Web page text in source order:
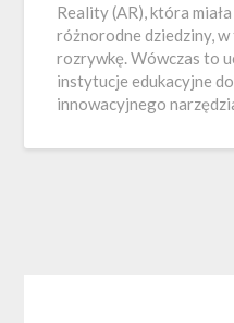
Reality (AR), która
różnorodne dziedziny,
rozrywkę. Wówczas to
instytucje edukacyjne
innowacyjnego